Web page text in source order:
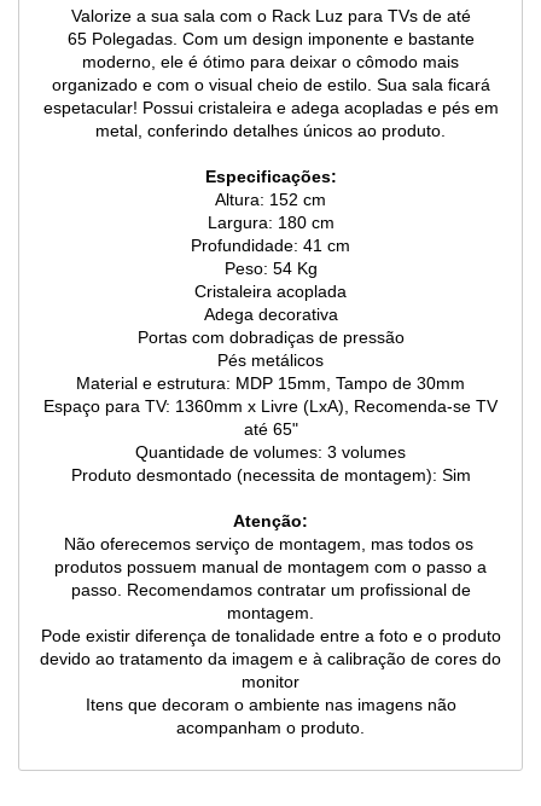
Valorize a sua sala com o Rack Luz para TVs de até
65 Polegadas. Com um design imponente e bastante
moderno, ele é ótimo para deixar o cômodo mais
organizado e com o visual cheio de estilo. Sua sala ficará
espetacular! Possui cristaleira e adega acopladas e pés em
metal, conferindo detalhes únicos ao produto.
Especificações:
Altura: 152 cm
Largura: 180 cm
Profundidade: 41 cm
Peso: 54 Kg
Cristaleira acoplada
Adega decorativa
Portas com dobradiças de pressão
Pés metálicos
Material e estrutura: MDP 15mm, Tampo de 30mm
Espaço para TV: 1360mm x Livre (LxA), Recomenda-se TV
até 65"
Quantidade de volumes: 3 volumes
Produto desmontado (necessita de montagem): Sim
Atenção:
Não oferecemos serviço de montagem, mas todos os
produtos possuem manual de montagem com o passo a
passo. Recomendamos contratar um profissional de
montagem.
Pode existir diferença de tonalidade entre a foto e o produto
devido ao tratamento da imagem e à calibração de cores do
monitor
Itens que decoram o ambiente nas imagens não
acompanham o produto.